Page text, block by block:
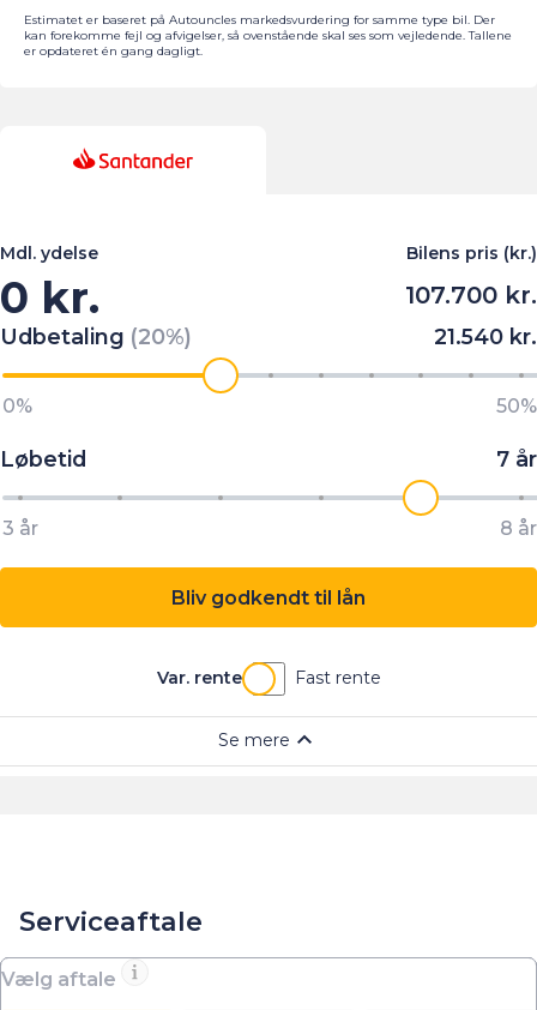
Estimatet er baseret på Autouncles markedsvurdering for samme type bil. Der
kan forekomme fejl og afvigelser, så ovenstående skal ses som vejledende. Tallene
er opdateret én gang dagligt.
Serviceaftale
Vælg aftale